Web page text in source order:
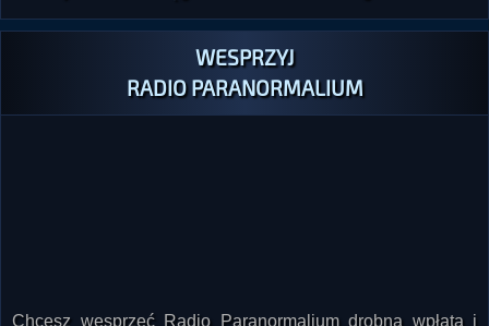
WESPRZYJ
RADIO PARANORMALIUM
Chcesz wesprzeć Radio Paranormalium drobną wpłatą i